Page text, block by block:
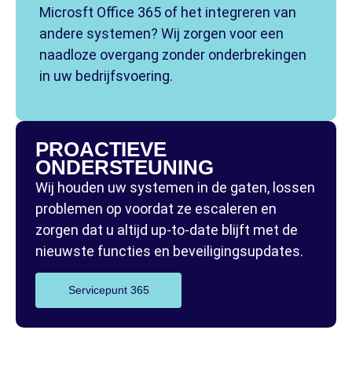
Microsft Office 365 of het integreren van
andere systemen? Wij zorgen voor een
naadloze overgang zonder onderbrekingen
in uw bedrijfsvoering.
PROACTIEVE
ONDERSTEUNING
Wij houden uw systemen in de gaten, lossen
problemen op voordat ze escaleren en
zorgen dat u altijd up-to-date blijft met de
nieuwste functies en beveiligingsupdates.
Servicepunt 365